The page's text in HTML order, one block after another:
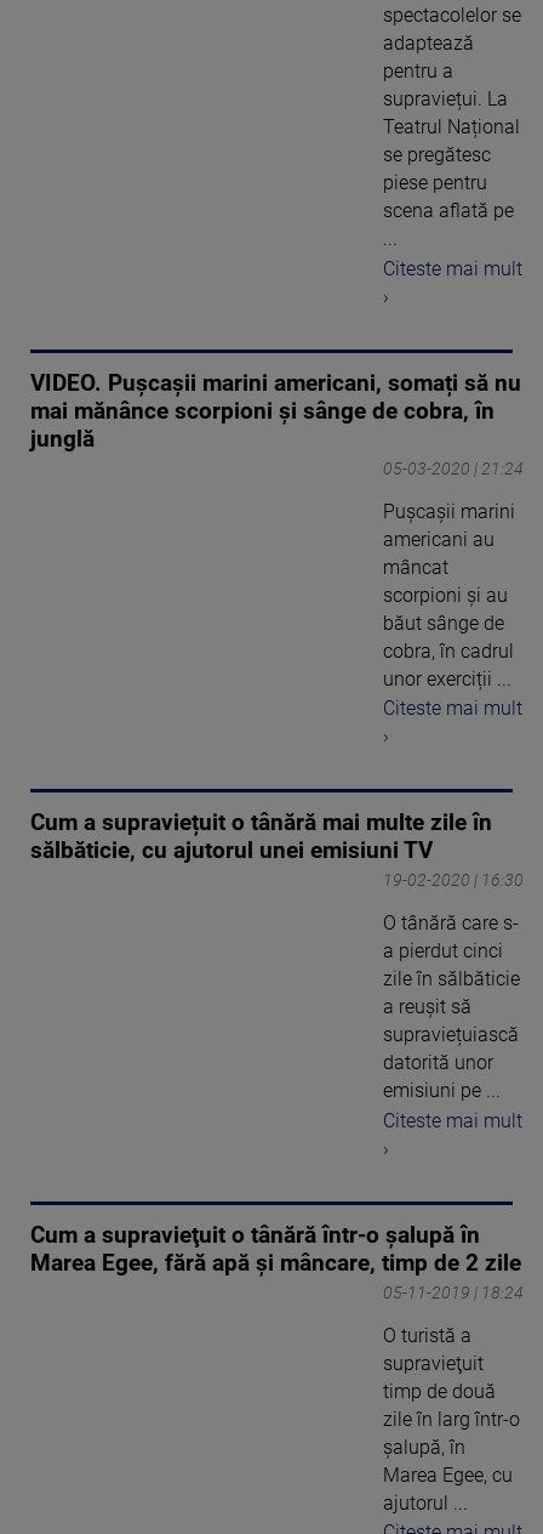
spectacolelor se
adaptează
pentru a
supraviețui. La
Teatrul Național
se pregătesc
piese pentru
scena aflată pe
...
Citeste mai mult
›
VIDEO. Pușcașii marini americani, somați să nu
mai mănânce scorpioni și sânge de cobra, în
junglă
05-03-2020 | 21:24
Pușcașii marini
americani au
mâncat
scorpioni și au
băut sânge de
cobra, în cadrul
unor exerciții ...
Citeste mai mult
›
Cum a supraviețuit o tânără mai multe zile în
sălbăticie, cu ajutorul unei emisiuni TV
19-02-2020 | 16:30
O tânără care s-
a pierdut cinci
zile în sălbăticie
a reușit să
supraviețuiască
datorită unor
emisiuni pe ...
Citeste mai mult
›
Cum a supravieţuit o tânără într-o şalupă în
Marea Egee, fără apă şi mâncare, timp de 2 zile
05-11-2019 | 18:24
O turistă a
supravieţuit
timp de două
zile în larg într-o
şalupă, în
Marea Egee, cu
ajutorul ...